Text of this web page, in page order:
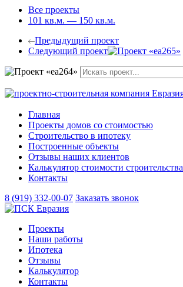
Все проекты
101 кв.м. — 150 кв.м.
Предыдущий проект
Следующий проект
Главная
Проекты домов со стоимостью
Строительство в ипотеку
Построенные объекты
Отзывы наших клиентов
Калькулятор стоимости строительства
Контакты
8 (919) 332-00-07 Заказать звонок
Проекты
Наши работы
Ипотека
Отзывы
Калькулятор
Контакты